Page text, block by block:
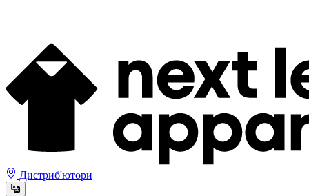
Дистриб'ютори